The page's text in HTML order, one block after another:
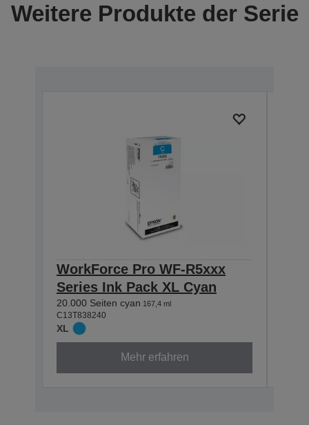
Weitere Produkte der Serie
WorkForce Pro WF-R5xxx
Series Ink Pack XL Cyan
20.000 Seiten cyan 167,4 ml
C13T838240
XL
Mehr erfahren